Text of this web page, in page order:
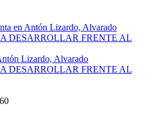
Lizardo, Alvarado
DESARROLLAR FRENTE AL